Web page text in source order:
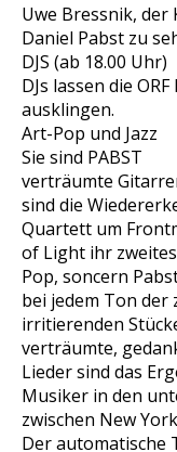
Uwe Bressnik,
Daniel Pabst zu
DJS (ab 18.00 Uhr)
DJs lassen die
ausklingen.
Art-Pop und Jazz
Sie sind PABST
verträumte
sind die
Quartett um
of Light ihr
Pop, soncern
bei jedem Ton der
irritierenden
verträumte,
Lieder sind das
Musiker in den
zwischen New
Der automatische